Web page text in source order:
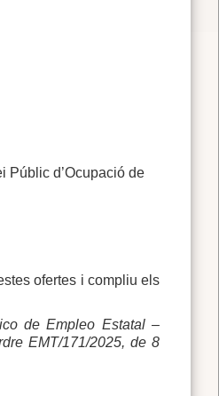
Públic d’Ocupació de
ofertes i compliu els
de Empleo Estatal –
EMT/171/2025, de 8